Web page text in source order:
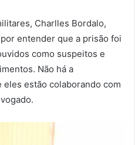
Charlles Bordalo,
entender que a prisão foi
como suspeitos e
Não há a
estão colaborando com